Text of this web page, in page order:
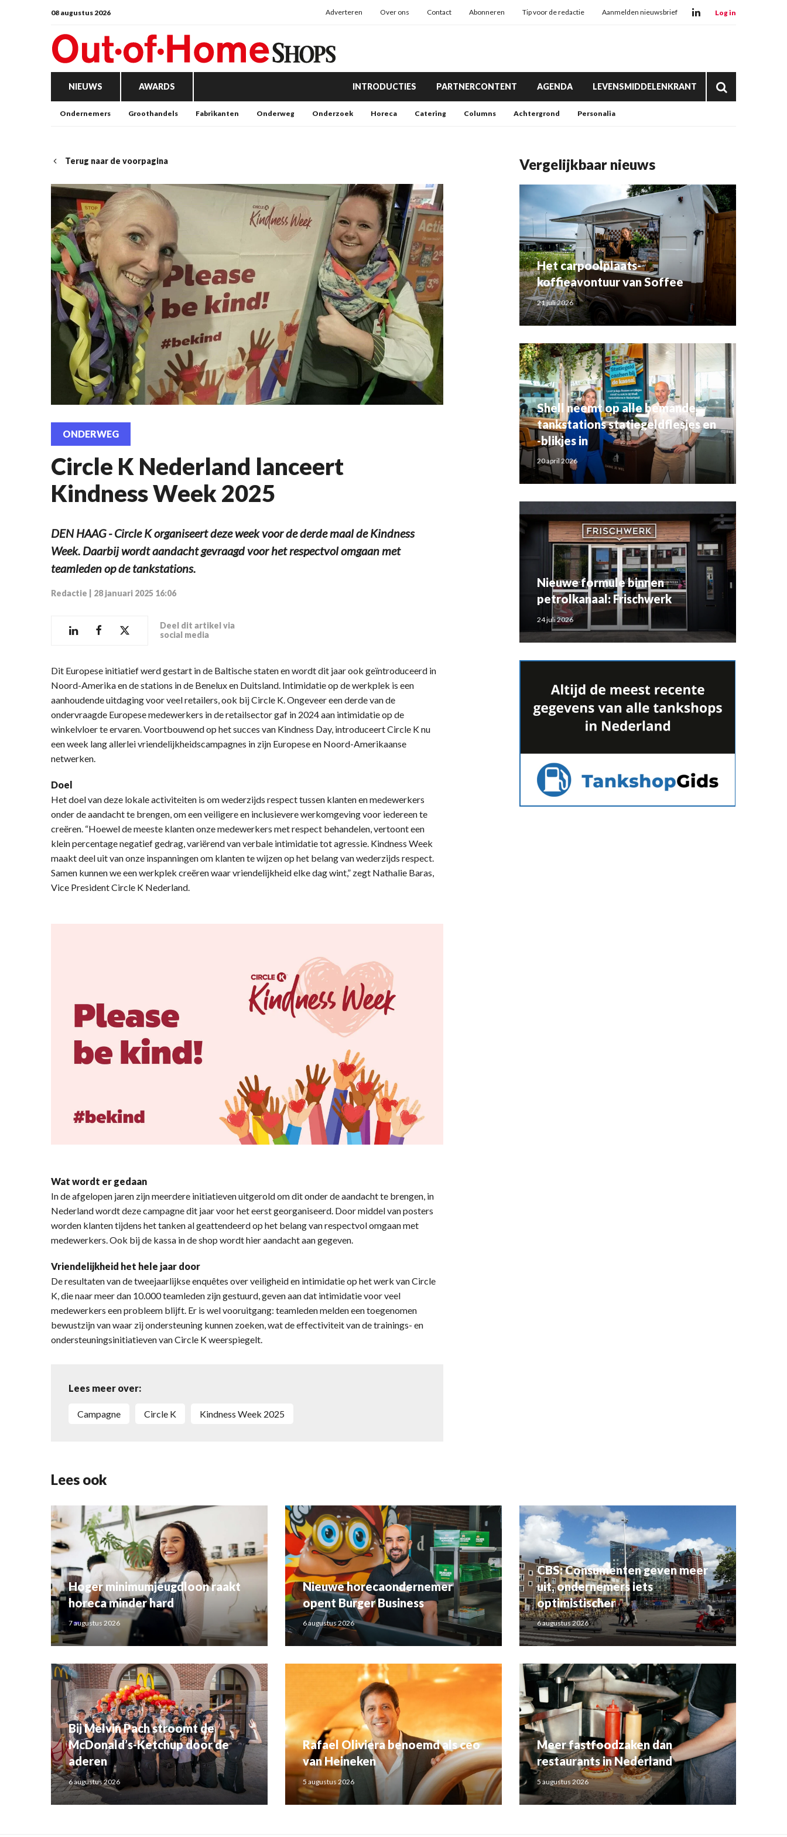
08 augustus 2026 Adverteren Over ons Contact Abonneren Tip voor de redactie Aanmelden nieuwsbrief Log in
NIEUWS AWARDS INTRODUCTIES PARTNERCONTENT AGENDA LEVENSMIDDELENKRANT
Ondernemers Groothandels Fabrikanten Onderweg Onderzoek Horeca Catering Columns Achtergrond Personalia
Terug naar de voorpagina
ONDERWEG
Circle K Nederland lanceert
Kindness Week 2025
DEN HAAG - Circle K organiseert deze week voor de derde maal de Kindness
Week. Daarbij wordt aandacht gevraagd voor het respectvol omgaan met
teamleden op de tankstations.
Redactie 28 januari 2025 16:06
Deel dit artikel via
social media
Dit Europese initiatief werd gestart in de Baltische staten en wordt dit jaar ook geïntroduceerd in
Noord-Amerika en de stations in de Benelux en Duitsland. Intimidatie op de werkplek is een
aanhoudende uitdaging voor veel retailers, ook bij Circle K. Ongeveer een derde van de
ondervraagde Europese medewerkers in de retailsector gaf in 2024 aan intimidatie op de
winkelvloer te ervaren. Voortbouwend op het succes van Kindness Day, introduceert Circle K nu
een week lang allerlei vriendelijkheidscampagnes in zijn Europese en Noord-Amerikaanse
netwerken.
Doel
Het doel van deze lokale activiteiten is om wederzijds respect tussen klanten en medewerkers
onder de aandacht te brengen, om een veiligere en inclusievere werkomgeving voor iedereen te
creëren. “Hoewel de meeste klanten onze medewerkers met respect behandelen, vertoont een
klein percentage negatief gedrag, variërend van verbale intimidatie tot agressie. Kindness Week
maakt deel uit van onze inspanningen om klanten te wijzen op het belang van wederzijds respect.
Samen kunnen we een werkplek creëren waar vriendelijkheid elke dag wint,” zegt Nathalie Baras,
Vice President Circle K Nederland.
Wat wordt er gedaan
In de afgelopen jaren zijn meerdere initiatieven uitgerold om dit onder de aandacht te brengen, in
Nederland wordt deze campagne dit jaar voor het eerst georganiseerd. Door middel van posters
worden klanten tijdens het tanken al geattendeerd op het belang van respectvol omgaan met
medewerkers. Ook bij de kassa in de shop wordt hier aandacht aan gegeven.
Vriendelijkheid het hele jaar door
De resultaten van de tweejaarlijkse enquêtes over veiligheid en intimidatie op het werk van Circle
K, die naar meer dan 10.000 teamleden zijn gestuurd, geven aan dat intimidatie voor veel
medewerkers een probleem blijft. Er is wel vooruitgang: teamleden melden een toegenomen
bewustzijn van waar zij ondersteuning kunnen zoeken, wat de effectiviteit van de trainings- en
ondersteuningsinitiatieven van Circle K weerspiegelt.
Lees meer over:
campagne Circle K Kindness Week 2025
Vergelijkbaar nieuws
Het carpoolplaats-
koffieavontuur van Soffee
21 juli 2026
Shell neemt op alle bemande
tankstations statiegeldflesjes en
-blikjes in
20 april 2026
Nieuwe formule binnen
petrolkanaal: Frischwerk
24 juli 2026
Lees ook
Hoger minimumjeugdloon raakt
horeca minder hard
7 augustus 2026
Nieuwe horecaondernemer
opent Burger Business
6 augustus 2026
CBS: Consumenten geven meer
uit, ondernemers iets
optimistischer
6 augustus 2026
Bij Melvin Pach stroomt de
McDonald’s-Ketchup door de
aderen
6 augustus 2026
Rafael Oliviera benoemd als ceo
van Heineken
5 augustus 2026
Meer fastfoodzaken dan
restaurants in Nederland
5 augustus 2026